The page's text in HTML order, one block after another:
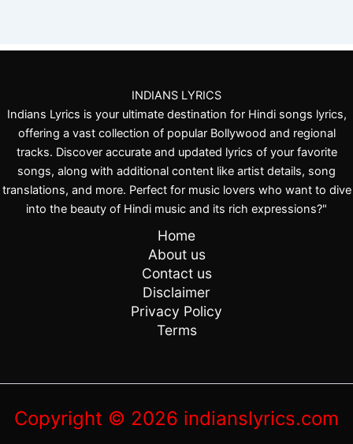
INDIANS LYRICS
Indians Lyrics is your ultimate destination for Hindi songs lyrics,
offering a vast collection of popular Bollywood and regional
tracks. Discover accurate and updated lyrics of your favorite
songs, along with additional content like artist details, song
translations, and more. Perfect for music lovers who want to dive
into the beauty of Hindi music and its rich expressions?"
Home
About us
Contact us
Disclaimer
Privacy Policy
Terms
Copyright © 2026 indianslyrics.com